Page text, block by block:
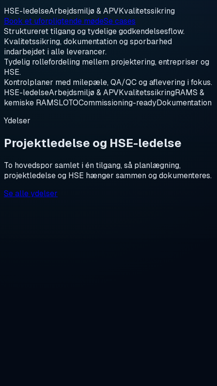
HSE-ledelseArbejdsmiljø & APVKvalitetssikring
Book et uforpligtende mødeSe cases
Struktureret tilgang og tydelige godkendelsesflow.
Kvalitetssikring, dokumentation og sporbarhed
indarbejdet i alle leverancer.
Tydelig rollefordeling mellem projektering, entrepriser og
HSE.
Kontrolplaner med milepæle, QA/QC og aflevering i fokus.
HSE-ledelseArbejdsmiljø & APVKvalitetssikringRAMS &
kemiske RAMSLOTOCommissioning-readyDokumentation
Ydelser
Projektledelse og HSE-ledelse
To hovedspor samlet i én tilgang, så planlægning,
projektledelse og HSE hænger sammen og dokumenteres.
Se alle ydelser